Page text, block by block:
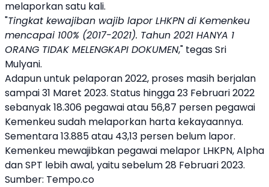
melaporkan satu kali.
"Tingkat kewajiban wajib lapor LHKPN di Kemenkeu
mencapai 100% (2017-2021). Tahun 2021 HANYA 1
ORANG TIDAK MELENGKAPI DOKUMEN," tegas Sri
Mulyani.
Adapun untuk pelaporan 2022, proses masih berjalan
sampai 31 Maret 2023. Status hingga 23 Februari 2022
sebanyak 18.306 pegawai atau 56,87 persen pegawai
Kemenkeu sudah melaporkan harta kekayaannya.
Sementara 13.885 atau 43,13 persen belum lapor.
Kemenkeu mewajibkan pegawai melapor LHKPN, Alpha
dan SPT lebih awal, yaitu sebelum 28 Februari 2023.
Sumber: Tempo.co